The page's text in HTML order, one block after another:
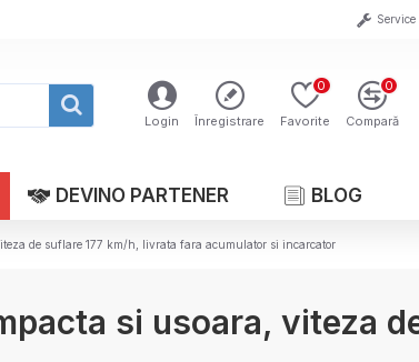
Service
Login Înregistrare Favorite
0
Compară
0
DEVINO PARTENER BLOG
de suflare 177 km/h, livrata fara acumulator si incarcator
si usoara, viteza